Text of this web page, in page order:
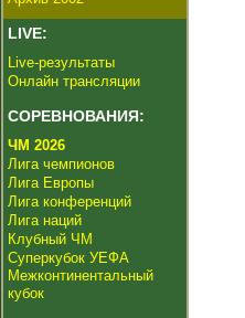
LIVE:
Live-результаты
Онлайн трансляции
СОРЕВНОВАНИЯ:
ЧМ 2026
Лига чемпионов
Лига Европы
Лига конференций
Лига наций
Клубный ЧМ
Суперкубок УЕФА
Межконтинентальный
кубок